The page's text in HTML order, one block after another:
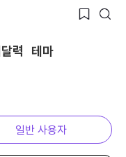
력 테마
일반 사용자